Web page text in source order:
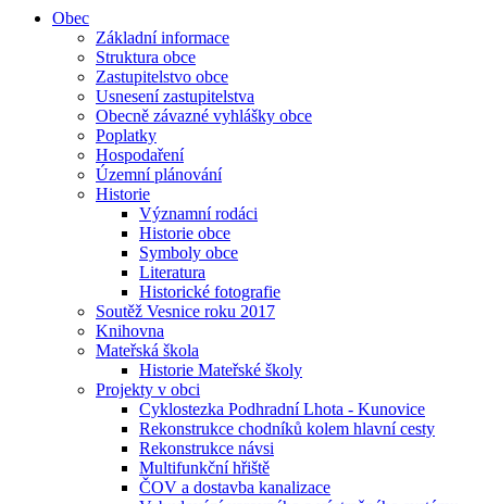
Obec
Základní informace
Struktura obce
Zastupitelstvo obce
Usnesení zastupitelstva
Obecně závazné vyhlášky obce
Poplatky
Hospodaření
Územní plánování
Historie
Významní rodáci
Historie obce
Symboly obce
Literatura
Historické fotografie
Soutěž Vesnice roku 2017
Knihovna
Mateřská škola
Historie Mateřské školy
Projekty v obci
Cyklostezka Podhradní Lhota - Kunovice
Rekonstrukce chodníků kolem hlavní cesty
Rekonstrukce návsi
Multifunkční hřiště
ČOV a dostavba kanalizace